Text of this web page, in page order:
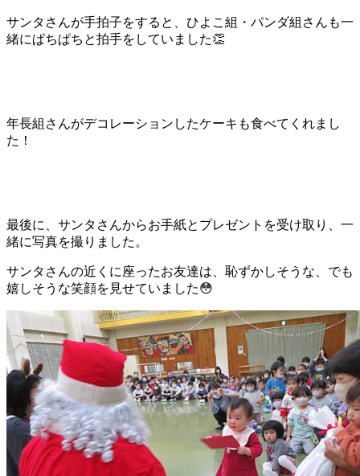
サンタさんが手拍子をすると、ひよこ組・パンダ組さんも一
緒にぱちぱちと拍手をしていました👏
年長組さんがデコレーションしたケーキも食べてくれまし
た！
最後に、サンタさんからお手紙とプレゼントを受け取り、一
緒に写真を撮りました。
サンタさんの近くに座ったお友達は、恥ずかしそうな、でも
嬉しそうな笑顔を見せていました😳